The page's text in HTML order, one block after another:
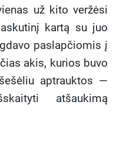
už kito veržėsi
kartą su juo
paslapčiomis į
akis, kurios buvo
aptrauktos —
atšaukimą